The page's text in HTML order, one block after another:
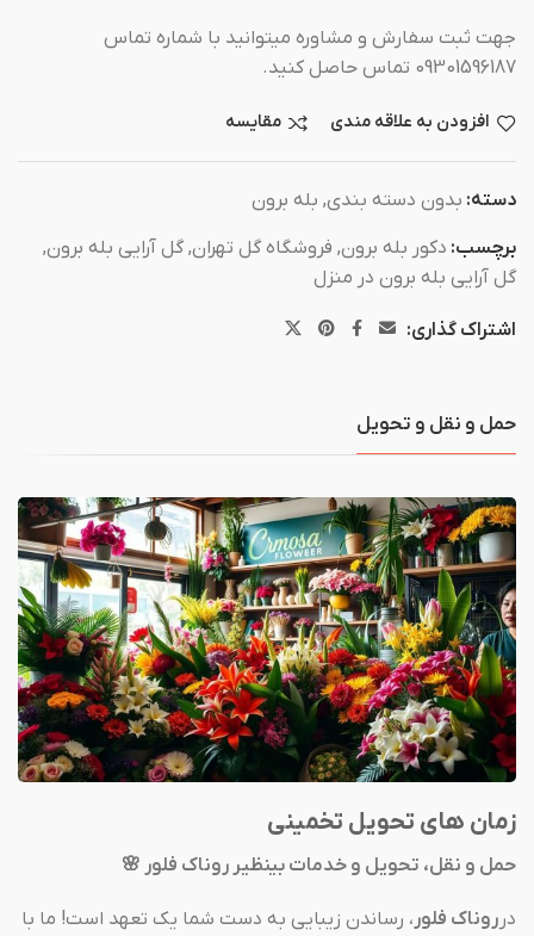
جهت ثبت سفارش و مشاوره میتوانید با شماره تماس
09301596187 تماس حاصل کنید.
افزودن به علاقه مندی مقایسه
دسته: بدون دسته بندی, بله برون
برچسب: دکور بله برون, فروشگاه گل تهران,گل آرایی بله برون,
گل آرایی بله برون در منزل
اشتراک گذاری:
حمل و نقل و تحویل
زمان های تحویل تخمینی
حمل و نقل، تحویل و خدمات بینظیر روناک فلور 🌸
در روناک فلور ، رساندن زیبایی به دست شما یک تعهد است! ما با